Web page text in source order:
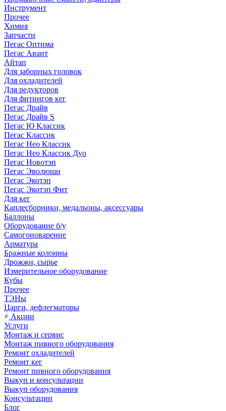
Инструмент
Прочее
Химия
Запчасти
Пегас Оптима
Пегас Авант
Айтап
Для заборных головок
Для охладителей
Для редукторов
Для фитингов кег
Пегас Драйв
Пегас Драйв S
Пегас Ю Классик
Пегас Классик
Пегас Нео Классик
Пегас Нео Классик Дуо
Пегас Новотэп
Пегас Эволюшн
Пегас Экотэп
Пегас Экотэп Фит
Для кег
Каплесборники, медальоны, аксессуары
Баллоны
Оборудование б/у
Самогоноварение
Арматура
Бражные колонны
Дрожжи, сырье
Измерительное оборудование
Кубы
Прочее
ТЭНы
Царги, дефлегматоры
Акции
Услуги
Монтаж и сервис
Монтаж пивного оборудования
Ремонт охладителей
Ремонт кег
Ремонт пивного оборудования
Выкуп и консультации
Выкуп оборудования
Консультации
Блог